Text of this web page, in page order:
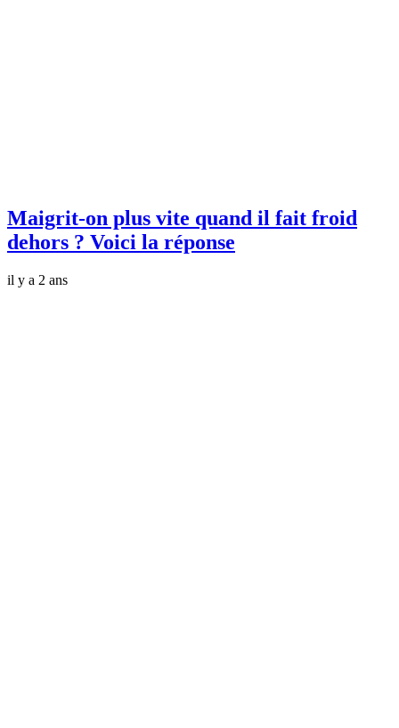
Maigrit-on plus vite quand il fait froid
dehors ? Voici la réponse
il y a 2 ans